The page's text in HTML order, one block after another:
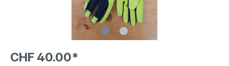
CHF 40.00*